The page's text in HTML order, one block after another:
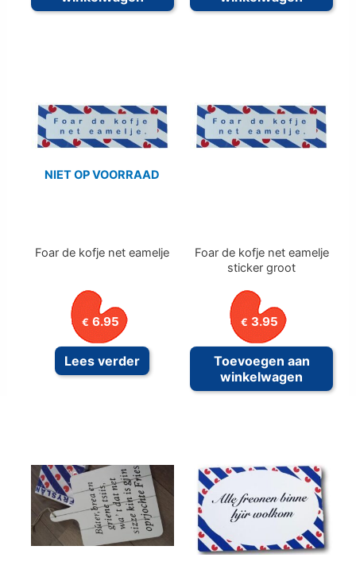
NIET OP VOORRAAD
Foar de kofje net eamelje
€ 6.95
Lees verder
Foar de kofje net eamelje
sticker groot
€ 3.95
Toevoegen aan
winkelwagen